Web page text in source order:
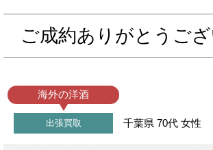
ご成約ありがとうござ
海外の洋酒
出張買取 千葉県 70代 女性